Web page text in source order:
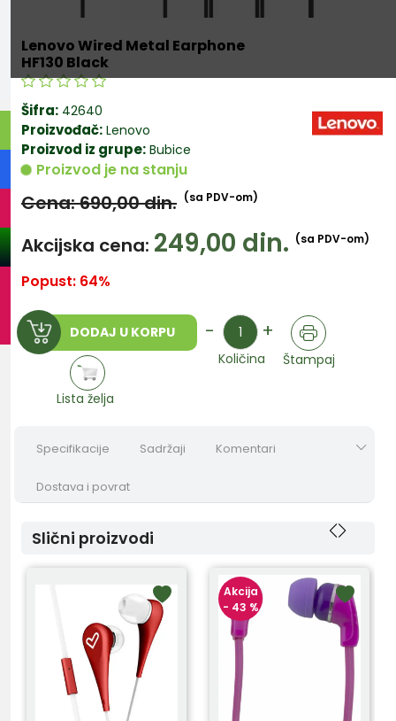
Lenovo Wired Metal Earphone
HF130 Black
Šifra: 42640
Proizvođač: Lenovo
Proizvod iz grupe: Bubice
Proizvod je na stanju
Cena: 690,00din. (sa PDV-om)
Akcijska cena: 249,00 din. (sa PDV-om)
Popust: 64%
DODAJ U KORPU - Količina +
Količina Štampaj
Lista želja
Specifikacije Sadržaji Komentari
Dostava i povrat
Slični proizvodi
Akcija
- 43 %